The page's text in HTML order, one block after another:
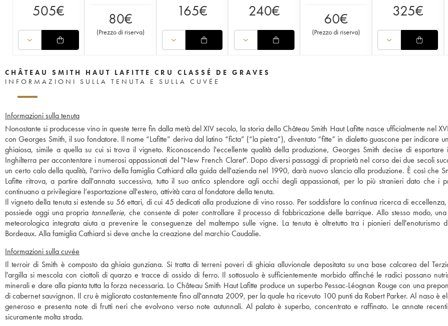
505€ 80€
(Prezzo di riserva)
165€ 240€ 60€
(Prezzo di riserva)
325€
CHÂTEAU SMITH HAUT LAFITTE CRU CLASSÉ DE GRAVES
INFORMAZIONI SULLA TENUTA E SULLA CUVÉE
Informazioni sulla tenuta
Nonostante si producesse vino in queste terre fin dalla metà del XIV secolo, la storia dello Château Smith Haut Lafitte nasce ufficialmente nel
con Georges Smith, il suo fondatore. Il nome “Lafitte” deriva dal latino “ficta” (“la pietra”), diventato “fitte” in dialetto guascone per indicare
ghiaiosa, simile a quella su cui si trova il vigneto. Riconoscendo l'eccellente qualità della produzione, Georges Smith decise di
Inghilterra per accontentare i numerosi appassionati del "New French Claret". Dopo diversi passaggi di proprietà nel corso dei due secoli
un certo calo della qualità, l'arrivo della famiglia Cathiard alla guida dell'azienda nel 1990, darà nuovo slancio alla produzione. È così che
Lafitte ritrova, a partire dall'annata successiva, tutto il suo antico splendore agli occhi degli appassionati, per lo più stranieri dato che i
continuano a privilegiare l’esportazione all'estero, attività cara al fondatore della tenuta.
Il vigneto della tenuta si estende su 56 ettari, di cui 45 dedicati alla produzione di vino rosso. Per soddisfare la continua ricerca di
possiede oggi una propria tonnellerie, che consente di poter controllare il processo di fabbricazione delle barrique. Allo stesso modo,
meteorologica integrata aiuta a prevenire le conseguenze del maltempo sulle vigne. La tenuta è oltretutto tra i pionieri dell'enoturismo
Bordeaux. Alla famiglia Cathiard si deve anche la creazione del marchio Caudalie.
Informazioni sulla cuvée
Il terroir di Smith è composto da ghiaia gunziana. Si tratta di terreni poveri di ghiaia alluvionale depositata su una base calcarea del
l'argilla si mescola con ciottoli di quarzo e tracce di ossido di ferro. Il sottosuolo è sufficientemente morbido affinché le radici possano
minerali e dare alla pianta tutta la forza necessaria. Lo Château Smith Haut Lafitte produce un superbo Pessac-Léognan Rouge con una
di cabernet sauvignon. Il cru è migliorato costantemente fino all'annata 2009, per la quale ha ricevuto 100 punti da Robert Parker. Al naso è
generoso e presenta note di frutti neri che evolvono verso note autunnali. Al palato è superbo, concentrato e raffinato. Le annate
sicuramente molta strada.